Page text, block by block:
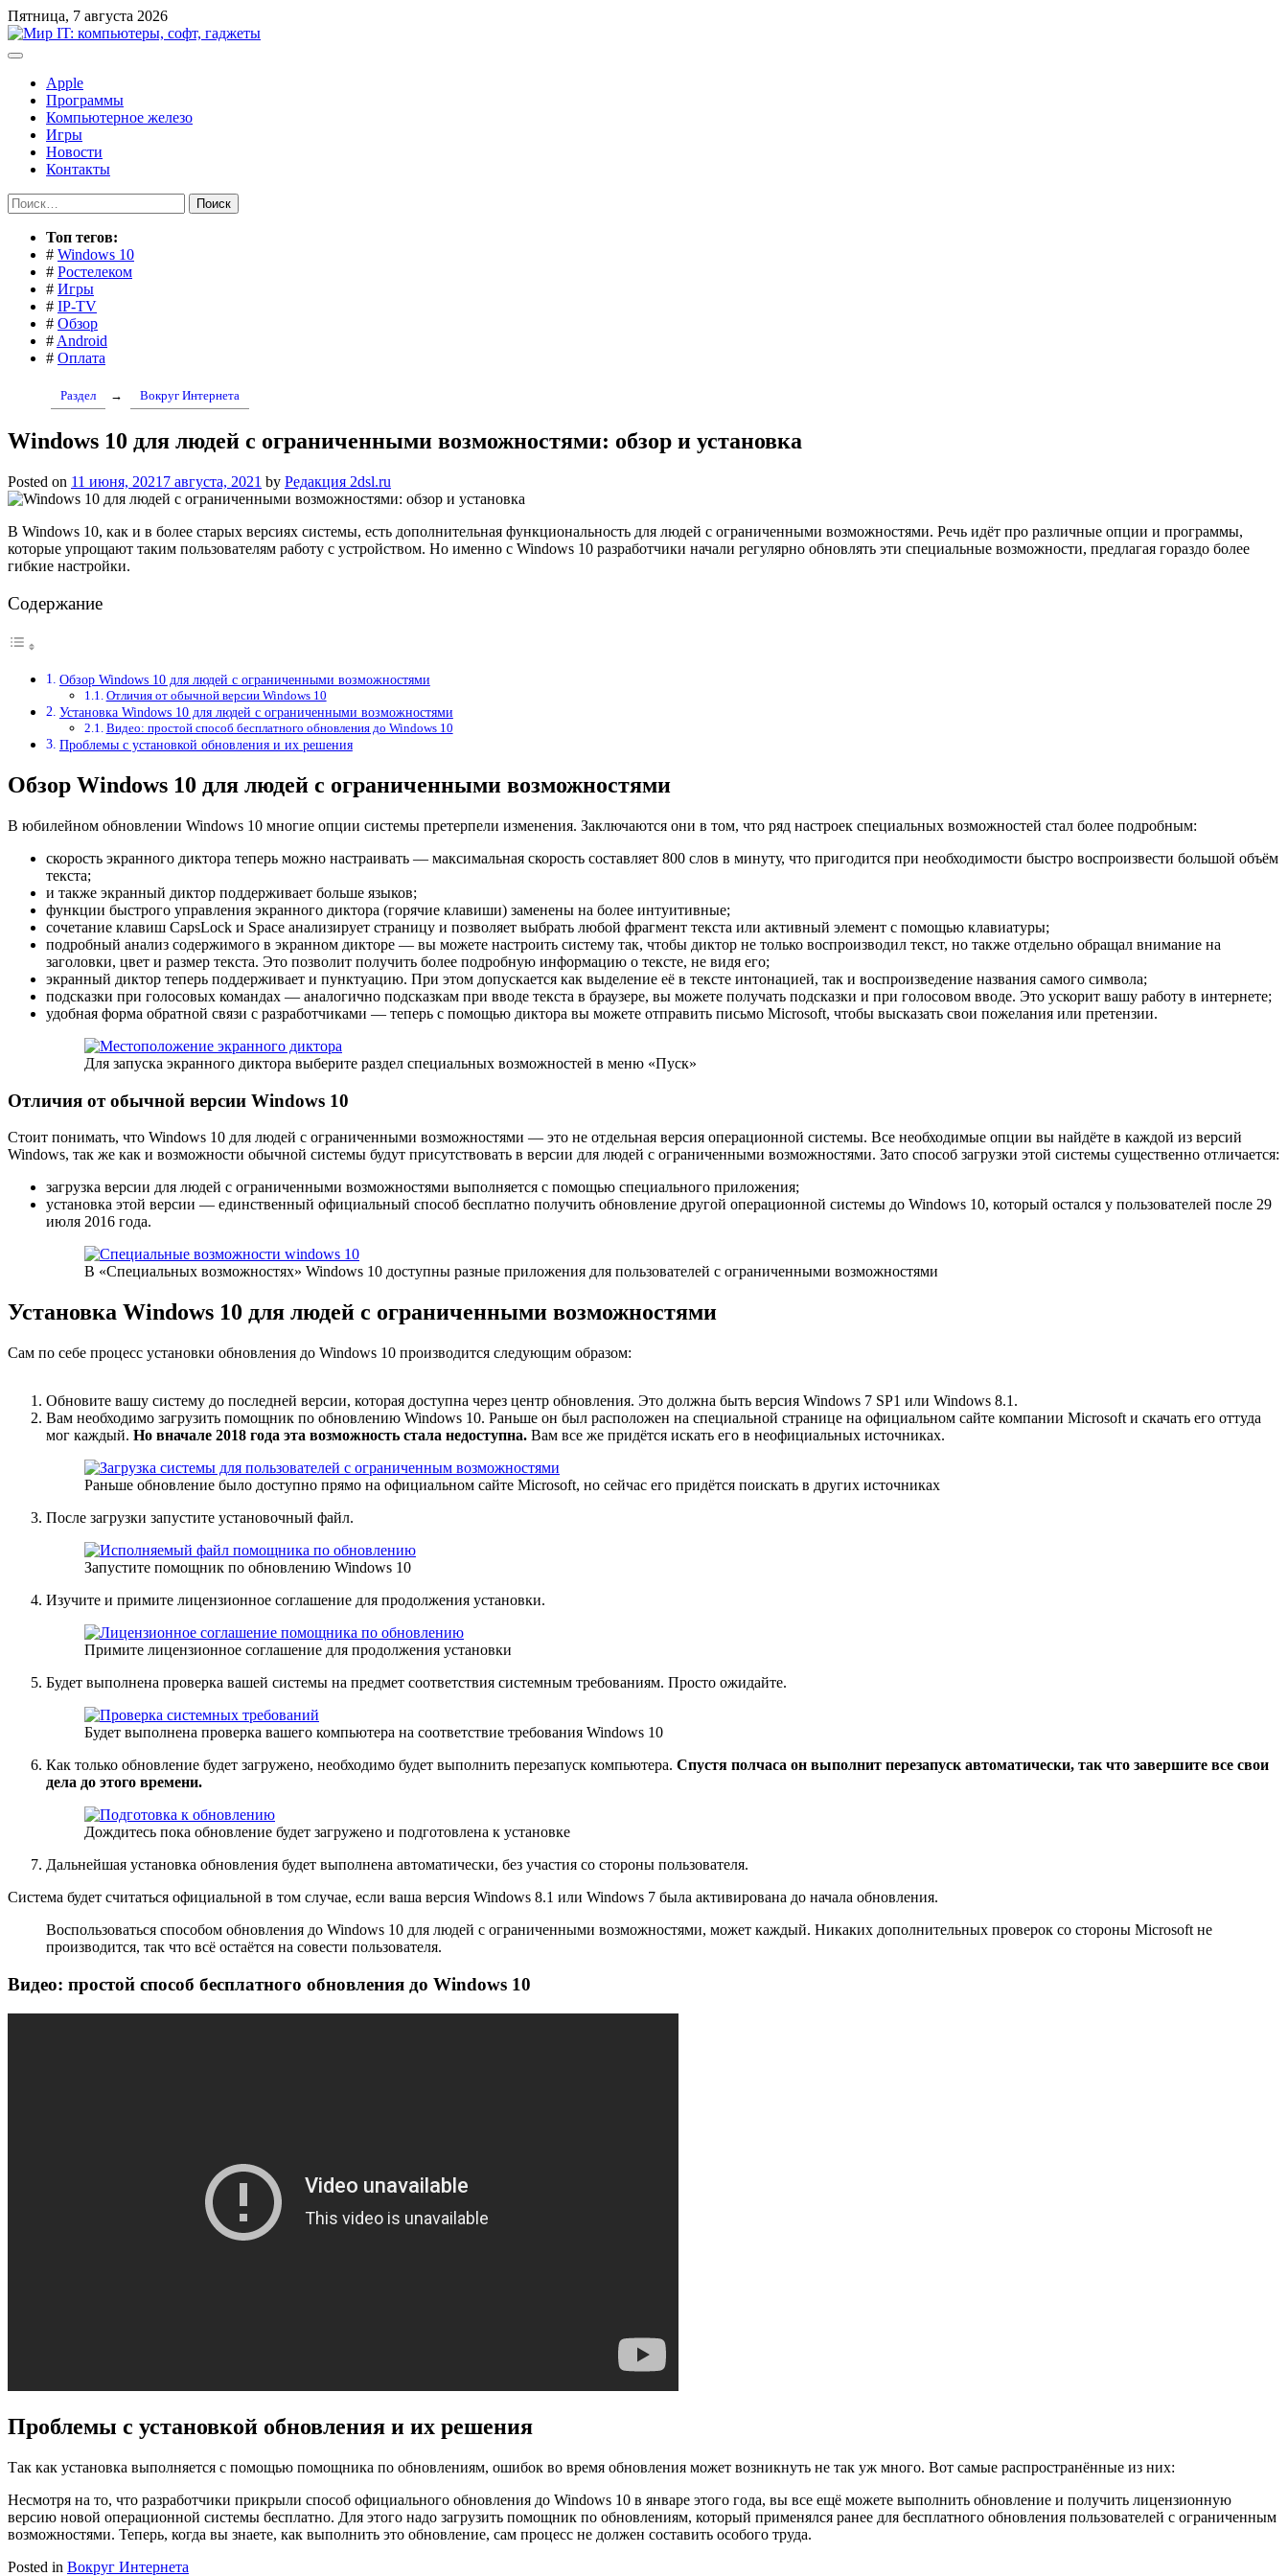
Перейти
к
содержимому
Пятница, 7 августа 2026
Apple
Программы
Компьютерное железо
Игры
Новости
Контакты
Найти:
Toп тегов:
# Windows 10
# Ростелеком
# Игры
# IP-TV
# Обзор
# Android
# Оплата
Раздел → Вокруг Интернета
Windows 10 для людей с ограниченными возможностями: обзор и установка
Posted on 11 июня, 2021 7 августа, 2021 by Редакция 2dsl.ru
В Windows 10, как и в более старых версиях системы, есть дополнительная функциональность для людей с ограниченными возможностями. Речь идёт про различные опции и программы,
которые упрощают таким пользователям работу с устройством. Но именно с Windows 10 разработчики начали регулярно обновлять эти специальные возможности, предлагая гораздо более
гибкие настройки.
Содержание
Обзор Windows 10 для людей с ограниченными возможностями
Отличия от обычной версии Windows 10
Установка Windows 10 для людей с ограниченными возможностями
Видео: простой способ бесплатного обновления до Windows 10
Проблемы с установкой обновления и их решения
Обзор Windows 10 для людей с ограниченными возможностями
В юбилейном обновлении Windows 10 многие опции системы претерпели изменения. Заключаются они в том, что ряд настроек специальных возможностей стал более подробным:
скорость экранного диктора теперь можно настраивать — максимальная скорость составляет 800 слов в минуту, что пригодится при необходимости быстро воспроизвести большой объём
текста;
и также экранный диктор поддерживает больше языков;
функции быстрого управления экранного диктора (горячие клавиши) заменены на более интуитивные;
сочетание клавиш CapsLock и Space анализирует страницу и позволяет выбрать любой фрагмент текста или активный элемент с помощью клавиатуры;
подробный анализ содержимого в экранном дикторе — вы можете настроить систему так, чтобы диктор не только воспроизводил текст, но также отдельно обращал внимание на
заголовки, цвет и размер текста. Это позволит получить более подробную информацию о тексте, не видя его;
экранный диктор теперь поддерживает и пунктуацию. При этом допускается как выделение её в тексте интонацией, так и воспроизведение названия самого символа;
подсказки при голосовых командах — аналогично подсказкам при вводе текста в браузере, вы можете получать подсказки и при голосовом вводе. Это ускорит вашу работу в интернете;
удобная форма обратной связи с разработчиками — теперь с помощью диктора вы можете отправить письмо Microsoft, чтобы высказать свои пожелания или претензии.
Для запуска экранного диктора выберите раздел специальных возможностей в меню «Пуск»
Отличия от обычной версии Windows 10
Стоит понимать, что Windows 10 для людей с ограниченными возможностями — это не отдельная версия операционной системы. Все необходимые опции вы найдёте в каждой из версий
Windows, так же как и возможности обычной системы будут присутствовать в версии для людей с ограниченными возможностями. Зато способ загрузки этой системы существенно отличается:
загрузка версии для людей с ограниченными возможностями выполняется с помощью специального приложения;
установка этой версии — единственный официальный способ бесплатно получить обновление другой операционной системы до Windows 10, который остался у пользователей после 29
июля 2016 года.
В «Специальных возможностях» Windows 10 доступны разные приложения для пользователей с ограниченными возможностями
Установка Windows 10 для людей с ограниченными возможностями
Сам по себе процесс установки обновления до Windows 10 производится следующим образом:
Обновите вашу систему до последней версии, которая доступна через центр обновления. Это должна быть версия Windows 7 SP1 или Windows 8.1.
Вам необходимо загрузить помощник по обновлению Windows 10. Раньше он был расположен на специальной странице на официальном сайте компании Microsoft и скачать его оттуда
мог каждый. Но вначале 2018 года эта возможность стала недоступна. Вам все же придётся искать его в неофициальных источниках.
Раньше обновление было доступно прямо на официальном сайте Microsoft, но сейчас его придётся поискать в других источниках
После загрузки запустите установочный файл.
Запустите помощник по обновлению Windows 10
Изучите и примите лицензионное соглашение для продолжения установки.
Примите лицензионное соглашение для продолжения установки
Будет выполнена проверка вашей системы на предмет соответствия системным требованиям. Просто ожидайте.
Будет выполнена проверка вашего компьютера на соответствие требования Windows 10
Как только обновление будет загружено, необходимо будет выполнить перезапуск компьютера. Спустя полчаса он выполнит перезапуск автоматически, так что завершите все свои
дела до этого времени.
Дождитесь пока обновление будет загружено и подготовлена к установке
Дальнейшая установка обновления будет выполнена автоматически, без участия со стороны пользователя.
Система будет считаться официальной в том случае, если ваша версия Windows 8.1 или Windows 7 была активирована до начала обновления.
Воспользоваться способом обновления до Windows 10 для людей с ограниченными возможностями, может каждый. Никаких дополнительных проверок со стороны Microsoft не
производится, так что всё остаётся на совести пользователя.
Видео: простой способ бесплатного обновления до Windows 10
Проблемы с установкой обновления и их решения
Так как установка выполняется с помощью помощника по обновлениям, ошибок во время обновления может возникнуть не так уж много. Вот самые распространённые из них:
Несмотря на то, что разработчики прикрыли способ официального обновления до Windows 10 в январе этого года, вы все ещё можете выполнить обновление и получить лицензионную
версию новой операционной системы бесплатно. Для этого надо загрузить помощник по обновлениям, который применялся ранее для бесплатного обновления пользователей с ограниченным
возможностями. Теперь, когда вы знаете, как выполнить это обновление, сам процесс не должен составить особого труда.
Posted in Вокруг Интернета